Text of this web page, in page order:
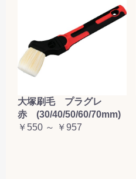
大塚刷毛 プラグレ
赤 (30/40/50/60/70mm)
￥550 ～ ￥957